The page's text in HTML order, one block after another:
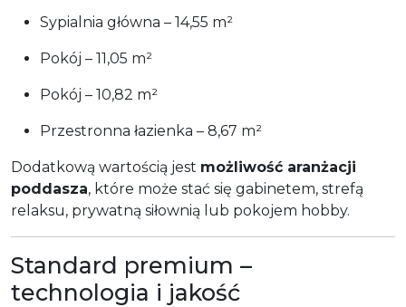
Sypialnia główna – 14,55 m²
Pokój – 11,05 m²
Pokój – 10,82 m²
Przestronna łazienka – 8,67 m²
Dodatkową wartością jest możliwość aranżacji
poddasza, które może stać się gabinetem, strefą
relaksu, prywatną siłownią lub pokojem hobby.
Standard premium –
technologia i jakość